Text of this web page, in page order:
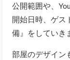
公開範囲や、
開始日時、ゲス
備』をしていき
部屋のデザイン